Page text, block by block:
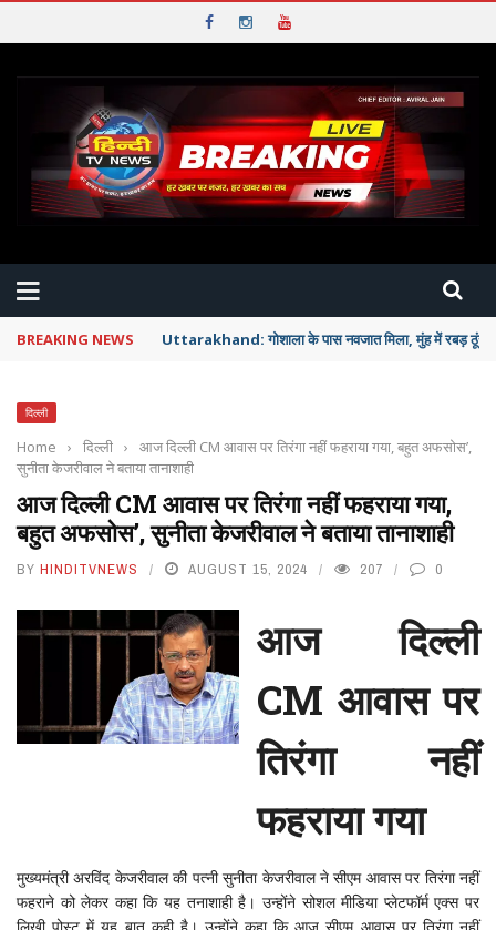
BREAKING NEWS Uttarakhand: गोशाला के पास नवजात मिला, मुंह में रबड़
दिल्ली
Home › दिल्ली ›
आज दिल्ली CM आवास पर तिरंगा नहीं फहराया गया, बहुत अफसोस’,
सुनीता केजरीवाल ने बताया तानाशाही
आज दिल्ली CM आवास पर तिरंगा नहीं फहराया गया,
बहुत अफसोस’, सुनीता केजरीवाल ने बताया तानाशाही
BY HINDITVNEWS AUGUST 15, 2024 207 0
आज दिल्ली
CM आवास पर
तिरंगा नहीं
फहराया गया
मुख्यमंत्री अरविंद केजरीवाल की पत्नी सुनीता केजरीवाल ने सीएम आवास पर तिरंगा नहीं
फहराने को लेकर कहा कि यह तनाशाही है। उन्होंने सोशल मीडिया प्लेटफॉर्म एक्स पर